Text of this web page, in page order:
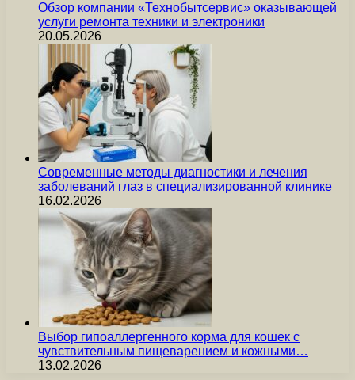
Обзор компании «Технобытсервис» оказывающей
услуги ремонта техники и электроники
20.05.2026
Современные методы диагностики и лечения
заболеваний глаз в специализированной клинике
16.02.2026
Выбор гипоаллергенного корма для кошек с
чувствительным пищеварением и кожными…
13.02.2026